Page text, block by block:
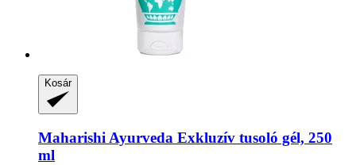
Kosár
Maharishi Ayurveda Exkluzív tusoló gél, 250
ml